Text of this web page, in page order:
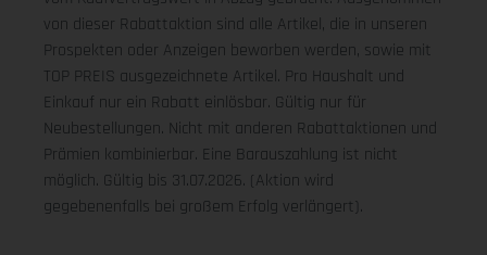
von dieser Rabattaktion sind alle Artikel, die in unseren
Prospekten oder Anzeigen beworben werden, sowie mit
TOP PREIS ausgezeichnete Artikel. Pro Haushalt und
Einkauf nur ein Rabatt einlösbar. Gültig nur für
Neubestellungen. Nicht mit anderen Rabattaktionen und
Prämien kombinierbar. Eine Barauszahlung ist nicht
möglich. Gültig bis 31.07.2026. (Aktion wird
gegebenenfalls bei großem Erfolg verlängert).